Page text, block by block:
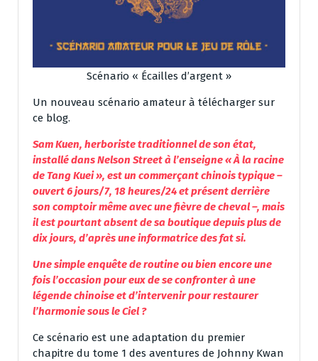
Scénario « Écailles d’argent »
Un nouveau scénario amateur à télécharger sur
ce blog.
Sam Kuen, herboriste traditionnel de son état,
installé dans Nelson Street à l’enseigne « À la racine
de Tang Kuei », est un commerçant chinois typique –
ouvert 6 jours/7, 18 heures/24 et présent derrière
son comptoir même avec une fièvre de cheval –, mais
il est pourtant absent de sa boutique depuis plus de
dix jours, d’après une informatrice des fat si.
Une simple enquête de routine ou bien encore une
fois l’occasion pour eux de se confronter à une
légende chinoise et d’intervenir pour restaurer
l’harmonie sous le Ciel ?
Ce scénario est une adaptation du premier
chapitre du tome 1 des aventures de Johnny Kwan